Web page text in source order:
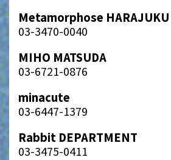
Metamorphose HARAJUKU
03-3470-0040
MIHO MATSUDA
03-6721-0876
minacute
03-6447-1379
Rabbit DEPARTMENT
03-3475-0411